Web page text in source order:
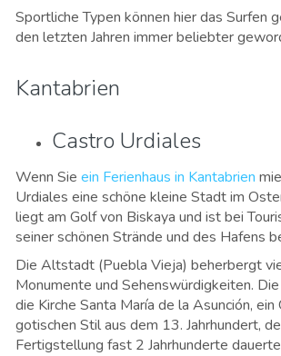
Sportliche Typen können hier das Surfen
den letzten Jahren immer beliebter
Kantabrien
Castro Urdiales
Wenn Sie ein Ferienhaus in Kantabrien
Urdiales eine schöne kleine Stadt im
liegt am Golf von Biskaya und ist bei
seiner schönen Strände und des Hafens
Die Altstadt (Puebla Vieja) beherbergt
Monumente und Sehenswürdigkeiten.
die Kirche Santa María de la Asunción, ein
gotischen Stil aus dem 13. Jahrhundert,
Fertigstellung fast 2 Jahrhunderte